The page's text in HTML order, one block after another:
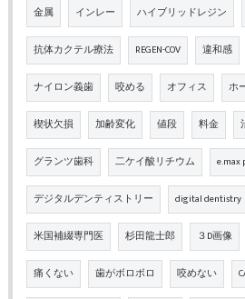
金属 インレー ハイブリッドレジン
抗体カクテル療法 REGEN-COV 違和感
ナイロン義歯 咬める オフィス ホ
楔状欠損 加齢変化 値段 料金
グランツ歯科 二ケイ酸リチウム e.max
デジタルデンティストリー digital dentistry
米国補綴専門医 杉田龍士郎 ３D画像
痛くない 歯がボロボロ 咬めない